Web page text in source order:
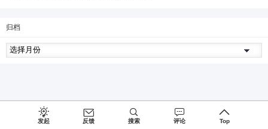
归档
发起 反馈 搜索 评论 Top